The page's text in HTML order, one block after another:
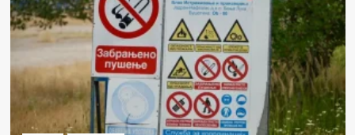
Sjednica
Skupštine
Teslića
počela
na
stadionu,
na
plus
35